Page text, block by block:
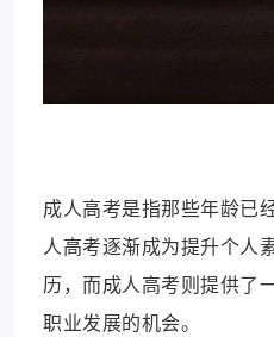
成人高考是指那些年龄已
人高考逐渐成为提升个人
历，而成人高考则提供了
职业发展的机会。